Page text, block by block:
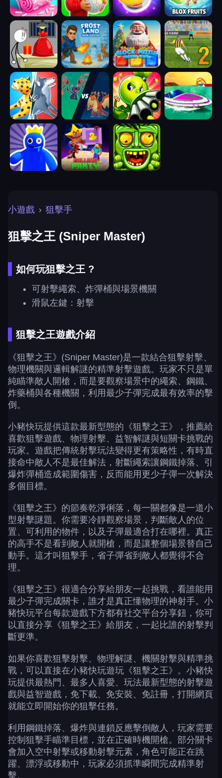
小遊戲 › 狙擊手
狙擊之王 (Sniper Master)
如何玩狙擊之王 ?
可射擊繩索、炸彈桶與場景機關
滑鼠左鍵：射擊
狙擊之王遊戲介紹
《狙擊之王》(Sniper Master)是一款結合狙擊射擊、
物理機關與邏輯解謎的精準射擊遊戲。玩家不只是單
純瞄準敵人開槍，而是要觀察場景中的繩索、鋼鐵、
炸藥桶與各種機關，利用最少子彈完成最有效率的擊
倒。
小豬快玩提供這款最新型態的《狙擊之王》，推薦給
喜歡狙擊遊戲、物理射擊、益智解謎與短關卡挑戰的
玩家。遊戲把傳統射擊玩法變得更有策略性，有時直
接命中敵人不是最佳解法，射斷繩索讓鋼鐵掉落、引
爆炸彈桶造成範圍傷害，反而能用更少子彈一次解決
多個目標。
《狙擊之王》的節奏乾淨俐落，每一關都像是一道小
型射擊謎題。你需要冷靜觀察場景，判斷敵人的位
置、可利用的物件，以及子彈最適合打在哪裡。真正
的高手不是看到敵人就開槍，而是讓整個場景替自己
動手。這才叫狙擊手，省子彈省到敵人都覺得不合
理。
《狙擊之王》很適合分享給朋友一起挑戰，看誰能用
最少子彈完成關卡，誰才是真正懂物理的神射手。小
豬快玩平台每款遊戲下方都有社交平台分享鈕，你可
以直接分享《狙擊之王》給朋友，一起比誰的射擊判
斷更準。
如果你喜歡狙擊射擊、物理解謎、機關射擊與精準挑
戰，可以直接在小豬快玩遊玩《狙擊之王》。小豬快
玩提供最熱門、最多人喜愛、玩法最新型態的射擊遊
戲與益智遊戲，免下載、免安裝、免註冊，打開網頁
就能立即開始你的狙擊任務。
利用鋼鐵掉落、爆炸與連鎖反應擊倒敵人，玩家需要
控制狙擊手瞄準目標，並在正確時機開槍。部分關卡
會加入空中射擊或移動射擊元素，角色可能正在跳
躍、漂浮或移動中，玩家必須抓準瞬間完成精準射
擊。